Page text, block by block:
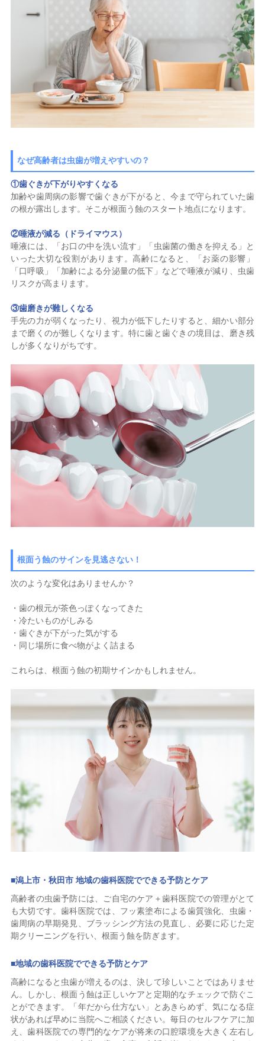
なぜ高齢者は虫歯が増えやすいの？
①歯ぐきが下がりやすくなる
加齢や歯周病の影響で歯ぐきが下がると、今まで守られていた歯
の根が露出します。そこが根面う蝕のスタート地点になります。
②唾液が減る（ドライマウス）
唾液には、「お口の中を洗い流す」「虫歯菌の働きを抑える」と
いった大切な役割があります。高齢になると、「お薬の影響」
「口呼吸」「加齢による分泌量の低下」などで唾液が減り、虫歯
リスクが高まります。
③歯磨きが難しくなる
手先の力が弱くなったり、視力が低下したりすると、細かい部分
まで磨くのが難しくなります。特に歯と歯ぐきの境目は、磨き残
しが多くなりがちです。
根面う蝕のサインを見逃さない！
次のような変化はありませんか？
・歯の根元が茶色っぽくなってきた
・冷たいものがしみる
・歯ぐきが下がった気がする
・同じ場所に食べ物がよく詰まる
これらは、根面う蝕の初期サインかもしれません。
■潟上市・秋田市 地域の歯科医院でできる予防とケア
高齢者の虫歯予防には、ご自宅のケア＋歯科医院での管理がとて
も大切です。歯科医院では、フッ素塗布による歯質強化、虫歯・
歯周病の早期発見、ブラッシング方法の見直し、必要に応じた定
期クリーニングを行い、根面う蝕を防ぎます。
■地域の歯科医院でできる予防とケア
高齢になると虫歯が増えるのは、決して珍しいことではありませ
ん。しかし、根面う蝕は正しいケアと定期的なチェックで防ぐこ
とができます。「年だから仕方ない」とあきらめず、気になる症
状があれば早めに当院へご相談ください。毎日のセルフケアに加
え、歯科医院での専門的なケアが将来の口腔環境を大きく左右し